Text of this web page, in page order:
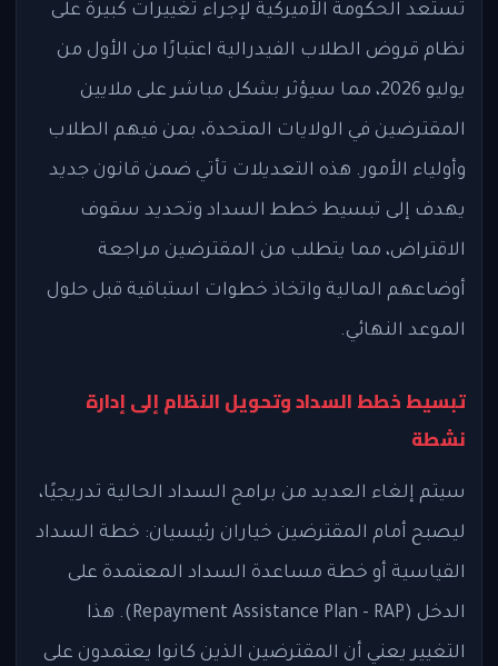
تستعد الحكومة الأميركية لإجراء تغييرات كبيرة على
نظام قروض الطلاب الفيدرالية اعتبارًا من الأول من
يوليو 2026، مما سيؤثر بشكل مباشر على ملايين
المقترضين في الولايات المتحدة، بمن فيهم الطلاب
وأولياء الأمور. هذه التعديلات تأتي ضمن قانون جديد
يهدف إلى تبسيط خطط السداد وتحديد سقوف
الاقتراض، مما يتطلب من المقترضين مراجعة
أوضاعهم المالية واتخاذ خطوات استباقية قبل حلول
الموعد النهائي.
تبسيط خطط السداد وتحويل النظام إلى إدارة
نشطة
سيتم إلغاء العديد من برامج السداد الحالية تدريجيًا،
ليصبح أمام المقترضين خياران رئيسيان: خطة السداد
القياسية أو خطة مساعدة السداد المعتمدة على
الدخل (Repayment Assistance Plan - RAP). هذا
التغيير يعني أن المقترضين الذين كانوا يعتمدون على